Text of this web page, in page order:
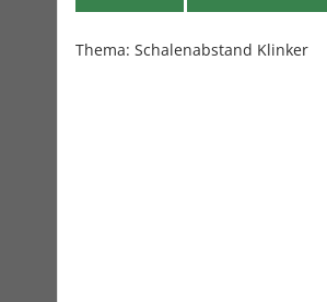
Thema: Schalenabstand Klinker